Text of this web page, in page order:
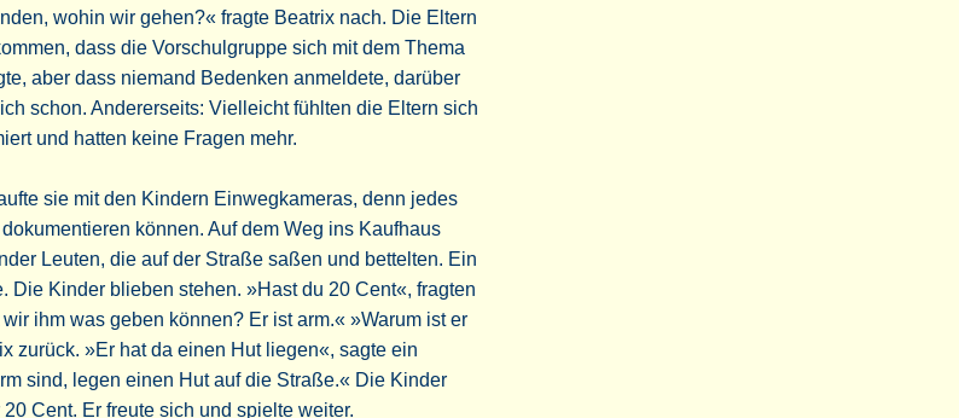
wohin wir gehen?« fragte Beatrix nach. Die Eltern
dass die Vorschulgruppe sich mit dem Thema
aber dass niemand Bedenken anmeldete, darüber
schon. Andererseits: Vielleicht fühlten die Eltern sich
und hatten keine Fragen mehr.
sie mit den Kindern Einwegkameras, denn jedes
können. Auf dem Weg ins Kaufhaus
Leuten, die auf der Straße saßen und bettelten. Ein
Die Kinder blieben stehen. »Hast du 20 Cent«, fragten
ihm was geben können? Er ist arm.« »Warum ist er
zurück. »Er hat da einen Hut liegen«, sagte ein
sind, legen einen Hut auf die Straße.« Die Kinder
Cent. Er freute sich und spielte weiter.